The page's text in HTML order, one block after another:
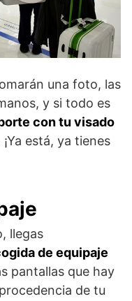
una foto, las
y si todo es
con tu visado
está, ya tienes
llegas
de equipaje
pantallas que hay
de tu